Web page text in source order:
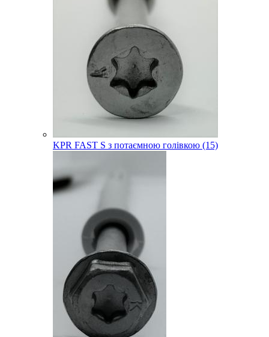
KPR FAST S з потаємною голівкою (15)